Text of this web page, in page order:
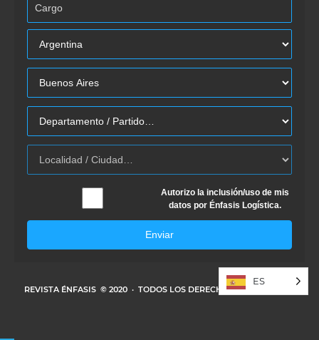
Autorizo la inclusión/uso de mis
datos por Énfasis Logística.
Enviar
REVISTA ÉNFASIS © 2020 · TODOS LOS DERECHOS RESERVADOS
ES